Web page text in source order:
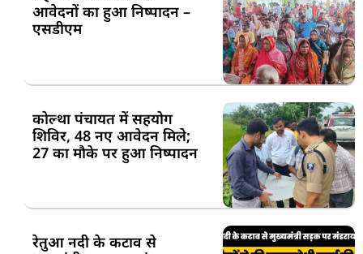
आवेदनों का हुआ निष्पादन –
एसडीएम
कोल्था पंचायत में सहयोग
शिविर, 48 नए आवेदन मिले;
27 का मौके पर हुआ निष्पादन
रेतुआ नदी के कटाव से